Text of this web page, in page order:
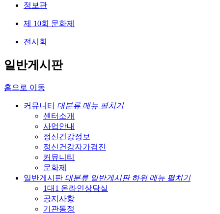
정보관
제 10회 문화제
전시회
일반게시판
홈으로 이동
커뮤니티 대분류 메뉴 펼치기
센터소개
사업안내
정신건강정보
정신건강자가검진
커뮤니티
문화제
일반게시판 대분류 일반게시판 하위 메뉴 펼치기
1대1 온라인상담실
공지사항
기관동정